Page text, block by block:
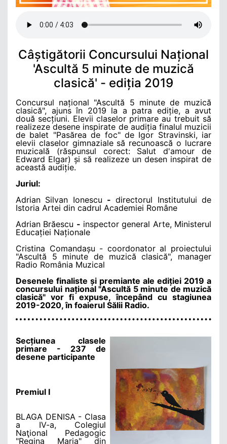
Câștigătorii Concursului Național
'Ascultă 5 minute de muzică
clasică' - ediția 2019
Concursul național "Ascultă 5 minute de muzică
clasică", ajuns în 2019 la a patra ediție, a avut
două secțiuni. Elevii claselor primare au trebuit să
realizeze desene inspirate de audiția finalul muzicii
de balet "Pasărea de foc" de Igor Stravinski, iar
elevii claselor gimnaziale să recunoască o lucrare
muzicală (răspunsul corect: Salut d'amour de
Edward Elgar) și să realizeze un desen inspirat de
această audiție.
Juriul:
Adrian Silvan Ionescu - directorul Institutului de
Istoria Artei din cadrul Academiei Române
Adrian Brăescu - inspector general Arte, Ministerul
Educației Naționale
Cristina Comandașu - coordonator al proiectului
"Ascultă 5 minute de muzică clasică", manager
Radio România Muzical
Desenele finaliste și premiante ale ediției 2019 a
concursului național "Ascultă 5 minute de muzică
clasică" vor fi expuse, începând cu stagiunea
2019-2020, în foaierul Sălii Radio.
Secțiunea clasele
primare - 237 de
desene participante
Premiul I
BLAGA DENISA - Clasa
a IV-a, Colegiul
Naţional Pedagogic
"Regina Maria" din